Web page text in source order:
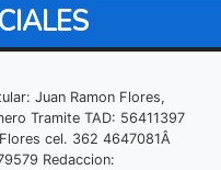
Juan Ramon Flores,
Tramite TAD: 56411397
cel. 362 4647081Â
Redaccion: